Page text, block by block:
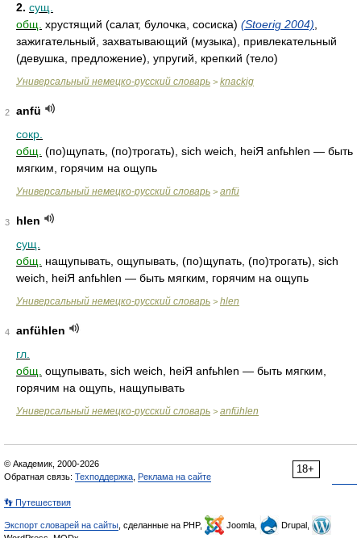
2. сущ.
общ. хрустящий (салат, булочка, сосиска) (Stoerig 2004)
зажигательный, захватывающий (музыка), привлекательный
(девушка, предложение), упругий, крепкий (тело)
Универсальный немецко-русский словарь > knackig
2
anfü
сокр.
общ. (по)щупать, (по)трогать), sich weich, heiЯ anfьhlen — быть
мягким, горячим на ощупь
Универсальный немецко-русский словарь > anfü
3
hlen
сущ.
общ.
нащупывать, ощупывать, (по)щупать, (по)трогать), sich
weich, heiЯ anfьhlen — быть мягким, горячим на ощупь
Универсальный немецко-русский словарь > hlen
4
anfühlen
гл.
общ. ощупывать, sich weich, heiЯ anfьhlen — быть мягким,
горячим на ощупь, нащупывать
Универсальный немецко-русский словарь > anfühlen
18+
© Академик, 2000-2026
Обратная связь: Техподдержка Реклама на сайте
👣 Путешествия
Экспорт словарей на сайты , сделанные на PHP, Joomla,
Drupal,